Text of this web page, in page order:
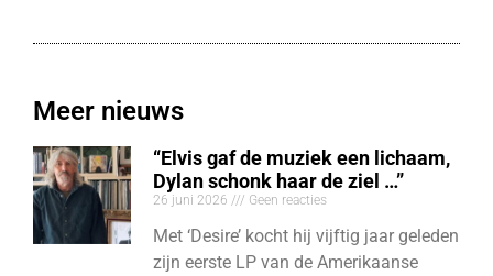
Meer nieuws
“Elvis gaf de muziek een lichaam,
Dylan schonk haar de ziel …”
26 juni 2026 Geen reacties
Met ‘Desire’ kocht hij vijftig jaar geleden
zijn eerste LP van de Amerikaanse